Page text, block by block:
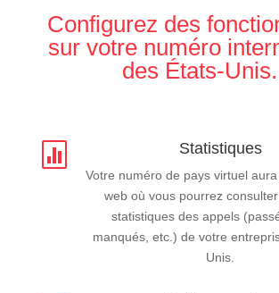
Configurez des
sur votre numéro
des États-Unis.
 Statistiques
Votre numéro de pays virtuel
web où vous pourrez
statistiques des appels
manqués, etc.) de votre
Unis.